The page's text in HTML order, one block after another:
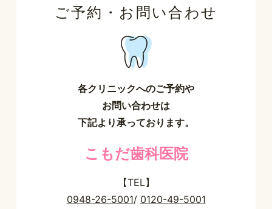
ご予約・お問い合わせ
各クリニックへのご予約や
お問い合わせは
下記より承っております。
こもだ歯科医院
【TEL】
0948-26-5001/ 0120-49-5001